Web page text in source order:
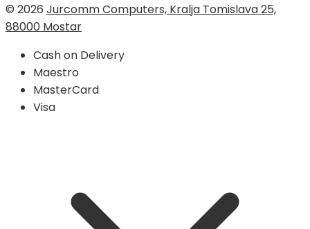
© 2026 Jurcomm Computers, Kralja Tomislava 25,
88000 Mostar
Cash on Delivery
Maestro
MasterCard
Visa